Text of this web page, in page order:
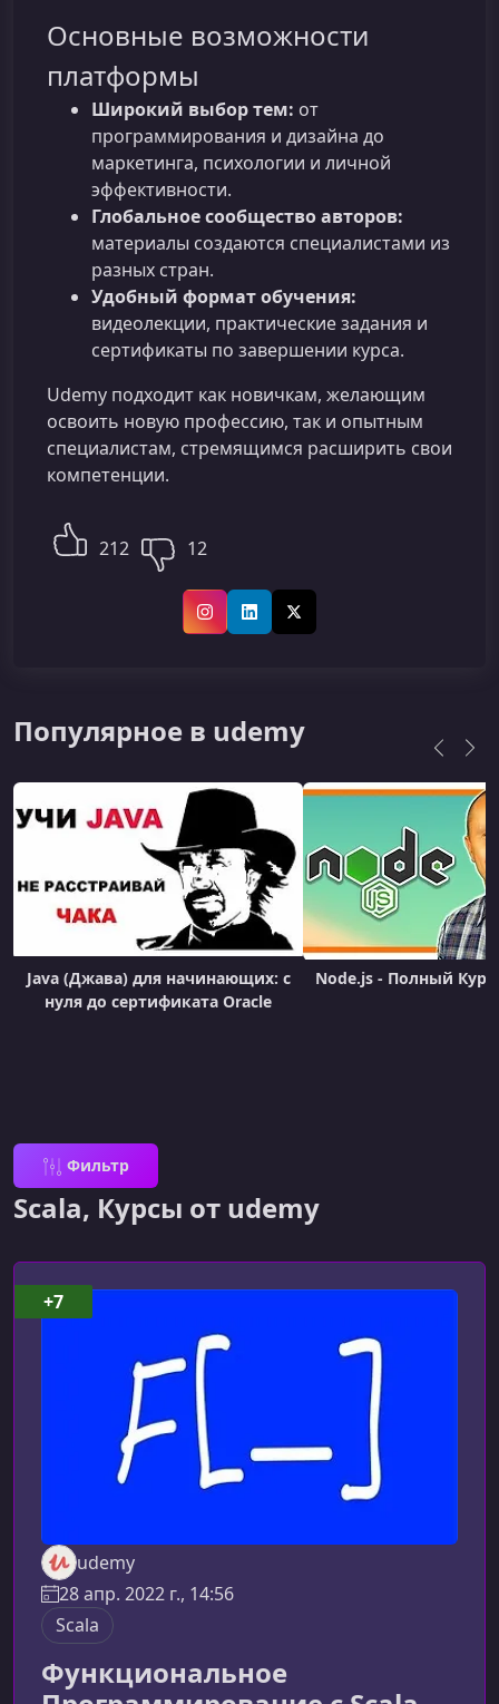
Основные возможности
платформы
Широкий выбор тем: от
программирования и дизайна до
маркетинга, психологии и личной
эффективности.
Глобальное сообщество авторов:
материалы создаются специалистами из
разных стран.
Удобный формат обучения:
видеолекции, практические задания и
сертификаты по завершении курса.
Udemy подходит как новичкам, желающим
освоить новую профессию, так и опытным
специалистам, стремящимся расширить свои
компетенции.
212 12
InstagramLinkedInX (Twitter)
Популярное в udemy
Java (Джава) для начинающих: с
нуля до сертификата Oracle
Node.js - Полный Курс
Фильтр
Scala, Курсы от udemy
udemy
28 апр. 2022 г., 14:56
Scala
Функциональное
+7